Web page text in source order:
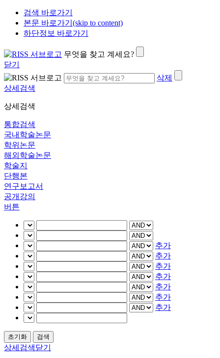
검색 바로가기
본문 바로가기(skip to content)
하단정보 바로가기
무엇을 찾고 계세요?
닫기
삭제
상세검색
상세검색
통합검색
국내학술논문
학위논문
해외학술논문
학술지
단행본
연구보고서
공개강의
버튼
추가
추가
추가
추가
추가
추가
추가
상세검색닫기